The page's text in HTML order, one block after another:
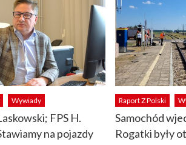
Wywiady
FPS H.
na pojazdy
Raport Z Polski
Samochód
Rogatki były